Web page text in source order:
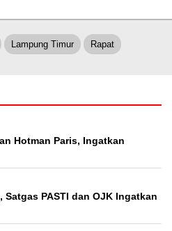
Lampung Timur Rapat
Hotman Paris, Ingatkan
PASTI dan OJK Ingatkan